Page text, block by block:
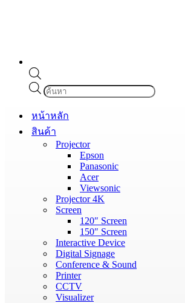
Products
search
หน้าหลัก
สินค้า
Projector
Epson
Panasonic
Acer
Viewsonic
Projector 4K
Screen
120″ Screen
150″ Screen
Interactive Device
Digital Signage
Conference & Sound
Printer
CCTV
Visualizer